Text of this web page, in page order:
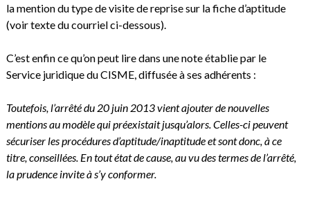
la mention du type de visite de reprise sur la fiche d’aptitude
(voir texte du courriel ci-dessous).
C’est enfin ce qu’on peut lire dans une note établie par le
Service juridique du CISME, diffusée à ses adhérents :
Toutefois, l’arrêté du 20 juin 2013 vient ajouter de nouvelles
mentions au modèle qui préexistait jusqu’alors. Celles-ci peuvent
sécuriser les procédures d’aptitude/inaptitude et sont donc, à ce
titre, conseillées. En tout état de cause, au vu des termes de l’arrêté,
la prudence invite à s’y conformer.